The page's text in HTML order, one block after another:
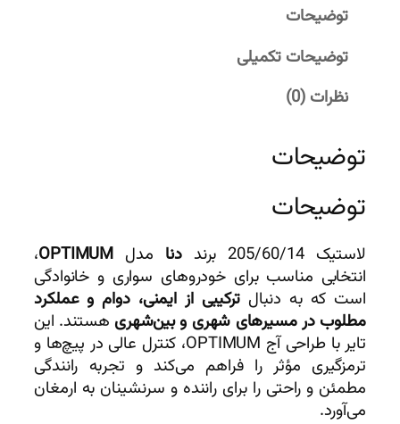
توضیحات
توضیحات تکمیلی
نظرات (0)
توضیحات
توضیحات
لاستیک 205/60/14 برند دنا مدل OPTIMUM،
انتخابی مناسب برای خودروهای سواری و خانوادگی
است که به دنبال ترکیبی از ایمنی، دوام و عملکرد
مطلوب در مسیرهای شهری و بین‌شهری هستند. این
تایر با طراحی آج OPTIMUM، کنترل عالی در پیچ‌ها و
ترمزگیری مؤثر را فراهم می‌کند و تجربه رانندگی
مطمئن و راحتی را برای راننده و سرنشینان به ارمغان
می‌آورد.